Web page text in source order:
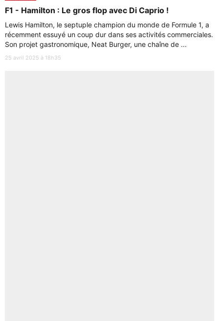
F1 - Hamilton : Le gros flop avec Di Caprio !
Lewis Hamilton, le septuple champion du monde de Formule 1, a
récemment essuyé un coup dur dans ses activités commerciales.
Son projet gastronomique, Neat Burger, une chaîne de ...
25 avril 2025 à 18h35